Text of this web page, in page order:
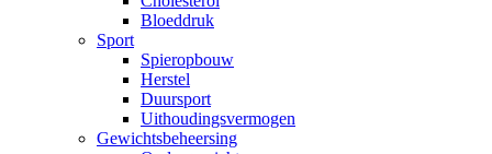
Bloeddruk
Sport
Spieropbouw
Herstel
Duursport
Uithoudingsvermogen
Gewichtsbeheersing